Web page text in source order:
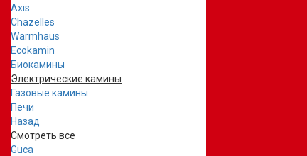
Axis
Chazelles
Warmhaus
Ecokamin
Биокамины
Электрические камины
Газовые камины
Печи
Назад
Смотреть все
Guca